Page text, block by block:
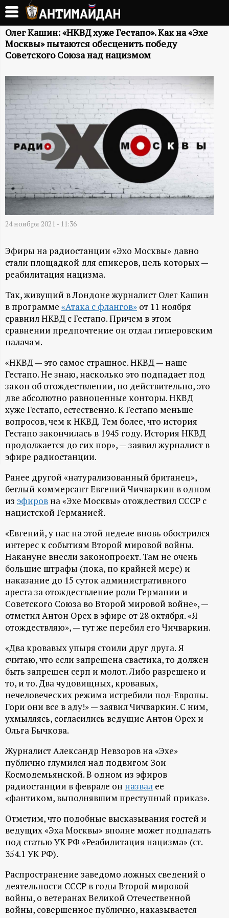
Перейти
основному
содержанию
А
Н
Т
И
М
А
Й
Д
А
Н
-
и
н
ф
о
р
м
а
ц
и
н
н
ы
й
п
о
р
т
а
л
Олег Кашин: «НКВД хуже Гестапо». Как на «Эхе
Москвы» пытаются обесценить победу
Советского Союза над нацизмом
24 ноября 2021 - 11:36
Эфиры на радиостанции «Эхо Москвы» давно
стали площадкой для спикеров, цель которых —
реабилитация нацизма.
Так, живущий в Лондоне журналист Олег Кашин
в программе «Атака с флангов» от 11 ноября
сравнил НКВД с Гестапо. Причем в этом
сравнении предпочтение он отдал гитлеровским
палачам.
«НКВД — это самое страшное. НКВД — наше
Гестапо. Не знаю, насколько это подпадает под
закон об отождествлении, но действительно, это
две абсолютно равноценные конторы. НКВД
хуже Гестапо, естественно. К Гестапо меньше
вопросов, чем к НКВД. Тем более, что история
Гестапо закончилась в 1945 году. История НКВД
продолжается до сих пор», — заявил журналист в
эфире радиостанции.
Ранее другой «натурализованный британец»,
беглый коммерсант Евгений Чичваркин в одном
из эфиров на «Эхе Москвы» отождествил СССР с
нацистской Германией.
«Евгений, у нас на этой неделе вновь обострился
интерес к событиям Второй мировой войны.
Накануне внесли законопроект. Там не очень
большие штрафы (пока, по крайней мере) и
наказание до 15 суток административного
ареста за отождествление роли Германии и
Советского Союза во Второй мировой войне», —
отметил Антон Орех в эфире от 28 октября. «Я
отождествляю», — тут же перебил его Чичваркин.
«Два кровавых упыря стоили друг друга. Я
считаю, что если запрещена свастика, то должен
быть запрещен серп и молот. Либо разрешено и
то, и то. Два чудовищных, кровавых,
нечеловеческих режима истребили пол-Европы.
Гори они все в аду!» — заявил Чичваркин. С ним,
ухмыляясь, согласились ведущие Антон Орех и
Ольга Бычкова.
Журналист Александр Невзоров на «Эхе»
публично глумился над подвигом Зои
Космодемьянской. В одном из эфиров
радиостанции в феврале он назвал ее
«фантиком, выполнявшим преступный приказ».
Отметим, что подобные высказывания гостей и
ведущих «Эха Москвы» вполне может подпадать
под статью УК РФ «Реабилитация нацизма» (ст.
354.1 УК РФ).
Распространение заведомо ложных сведений о
деятельности СССР в годы Второй мировой
войны, о ветеранах Великой Отечественной
войны, совершенное публично, наказывается